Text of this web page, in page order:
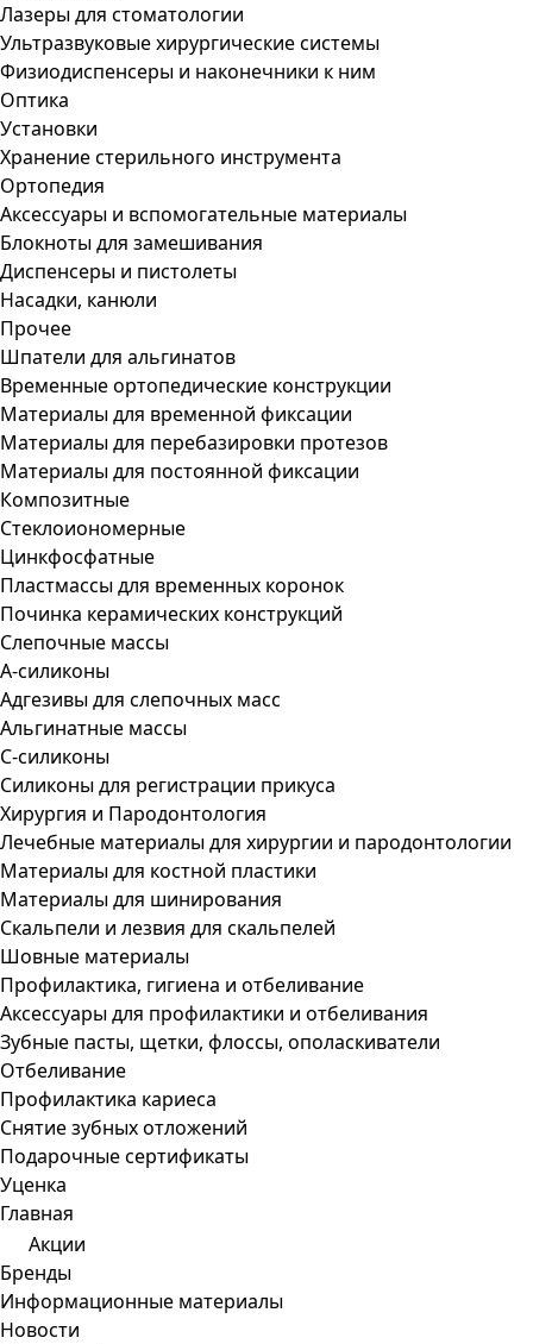
Лазеры для стоматологии
Ультразвуковые хирургические системы
Физиодиспенсеры и наконечники к ним
Оптика
Установки
Хранение стерильного инструмента
Ортопедия
Аксессуары и вспомогательные материалы
Блокноты для замешивания
Диспенсеры и пистолеты
Насадки, канюли
Прочее
Шпатели для альгинатов
Временные ортопедические конструкции
Материалы для временной фиксации
Материалы для перебазировки протезов
Материалы для постоянной фиксации
Композитные
Стеклоиономерные
Цинкфосфатные
Пластмассы для временных коронок
Починка керамических конструкций
Слепочные массы
А-силиконы
Адгезивы для слепочных масс
Альгинатные массы
С-силиконы
Силиконы для регистрации прикуса
Хирургия и Пародонтология
Лечебные материалы для хирургии и пародонтологии
Материалы для костной пластики
Материалы для шинирования
Скальпели и лезвия для скальпелей
Шовные материалы
Профилактика, гигиена и отбеливание
Аксессуары для профилактики и отбеливания
Зубные пасты, щетки, флоссы, ополаскиватели
Отбеливание
Профилактика кариеса
Снятие зубных отложений
Подарочные сертификаты
Уценка
Главная
Акции
Бренды
Информационные материалы
Новости